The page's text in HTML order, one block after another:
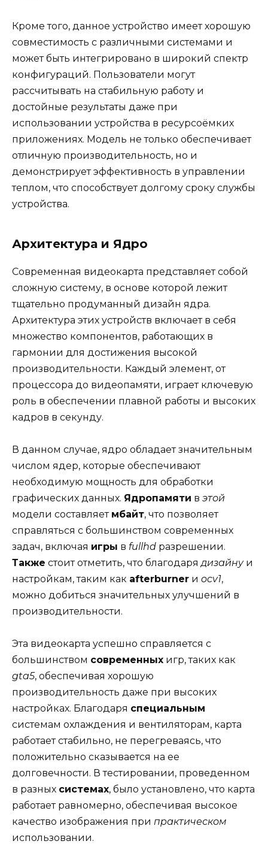
Кроме того, данное устройство имеет хорошую
совместимость с различными системами и
может быть интегрировано в широкий спектр
конфигураций. Пользователи могут
рассчитывать на стабильную работу и
достойные результаты даже при
использовании устройства в ресурсоёмких
приложениях. Модель не только обеспечивает
отличную производительность, но и
демонстрирует эффективность в управлении
теплом, что способствует долгому сроку службы
устройства.
Архитектура и Ядро
Современная видеокарта представляет собой
сложную систему, в основе которой лежит
тщательно продуманный дизайн ядра.
Архитектура этих устройств включает в себя
множество компонентов, работающих в
гармонии для достижения высокой
производительности. Каждый элемент, от
процессора до видеопамяти, играет ключевую
роль в обеспечении плавной работы и высоких
кадров в секунду.
В данном случае, ядро обладает значительным
числом ядер, которые обеспечивают
необходимую мощность для обработки
графических данных. Ядропамяти в этой
модели составляет мбайт, что позволяет
справляться с большинством современных
задач, включая игры в fullhd разрешении.
Также стоит отметить, что благодаря дизайнуи
настройкам, таким как afterburner и ocv1,
можно добиться значительных улучшений в
производительности.
Эта видеокарта успешно справляется с
большинством современных игр, таких как
gta5, обеспечивая хорошую
производительность даже при высоких
настройках. Благодаря специальным
системам охлаждения и вентиляторам, карта
работает стабильно, не перегреваясь, что
положительно сказывается на ее
долговечности. В тестировании, проведенном
в разных системах, было установлено, что карта
работает равномерно, обеспечивая высокое
качество изображения при практическом
использовании.